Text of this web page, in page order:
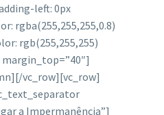
left: 0px
rgba(255,255,255,0.8)
rgb(255,255,255)
vc_row][vc_row]
a Impermanência”]